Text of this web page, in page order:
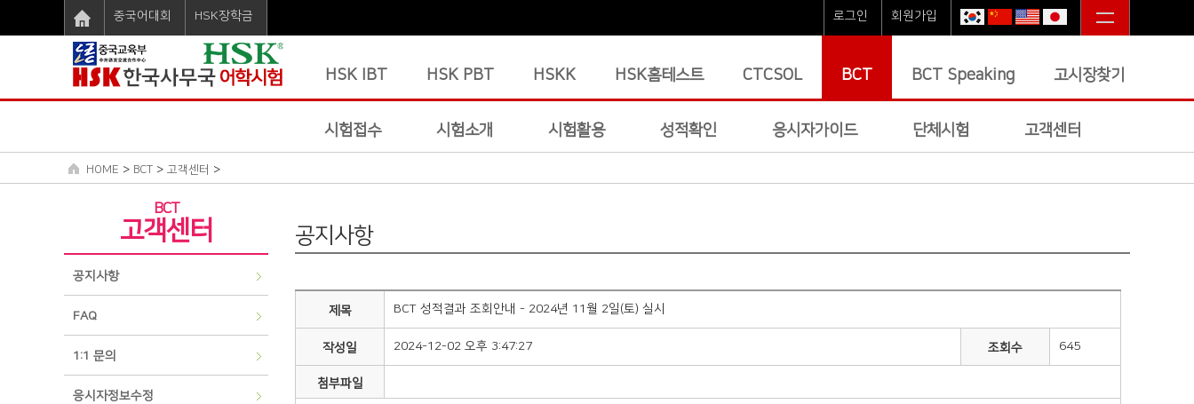
중국어대회 HSK장학금 로그인 회원가입
HSK IBT HSK PBT HSKK HSK홈테스트 CTCSOL BCT BCT Speaking 고시장찾기
시험접수 시험소개 시험활용 성적확인 응시자가이드 단체시험 고객센터
HOME > BCT > 고객센터 >
BCT
고객센터
공지사항
FAQ
1:1 문의
응시자정보수정
공지사항
제목 BCT 성적결과 조회안내 - 2024년 11월 2일(토) 실시
작성일 2024-12-02 오후 3:47:27 조회수 645
첨부파일